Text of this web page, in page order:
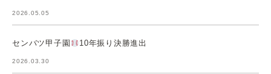
2026.05.05
センバツ甲子園 10年振り決勝進出
2026.03.30